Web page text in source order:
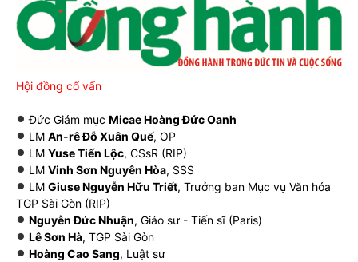
Hội đồng cố vấn
Đức Giám mục Micae Hoàng Đức Oanh
LM An-rê Đỗ Xuân Quế, OP
LM Yuse Tiến Lộc, CSsR (RIP)
LM Vinh Sơn Nguyên Hòa, SSS
LM Giuse Nguyễn Hữu Triết, Trưởng ban Mục vụ Văn hóa
TGP Sài Gòn (RIP)
Nguyễn Đức Nhuận, Giáo sư - Tiến sĩ (Paris)
Lê Sơn Hà, TGP Sài Gòn
Hoàng Cao Sang, Luật sư